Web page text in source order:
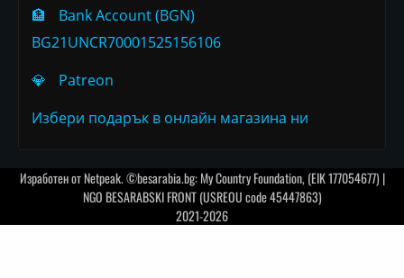
🏦
Bank Account (BGN)
BG21UNCR70001525156106
💎
Patreon
Избери подарък в онлайн магазина ни
Изработен отNetpeak. ©besarabia.bg: My Country Foundation, (EIK 177054677) |
NGO BESARABSKI FRONT (USREOU code 45447863)
2021-2026